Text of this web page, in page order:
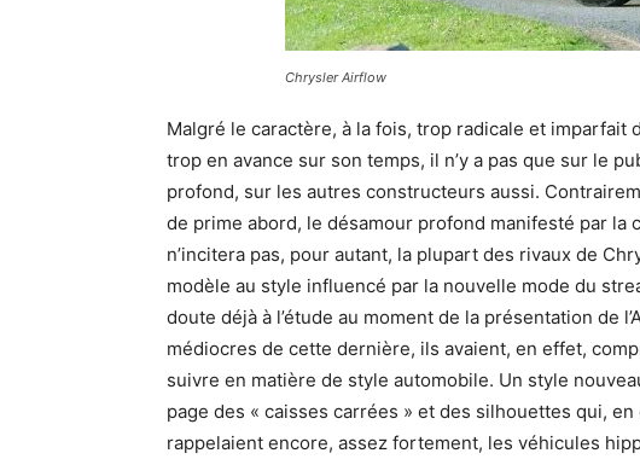
Chrysler Airflow
Malgré le caractère, à la fois, trop radicale et imparfait
trop en avance sur son temps, il n’y a pas que sur le
profond, sur les autres constructeurs aussi.
de prime abord, le désamour profond manifesté par la
n’incitera pas, pour autant, la plupart des rivaux de
modèle au style influencé par la nouvelle mode du
doute déjà à l’étude au moment de la présentation de
médiocres de cette dernière, ils avaient, en effet,
suivre en matière de style automobile. Un style
page des « caisses carrées » et des silhouettes qui,
rappelaient encore, assez fortement, les véhicules